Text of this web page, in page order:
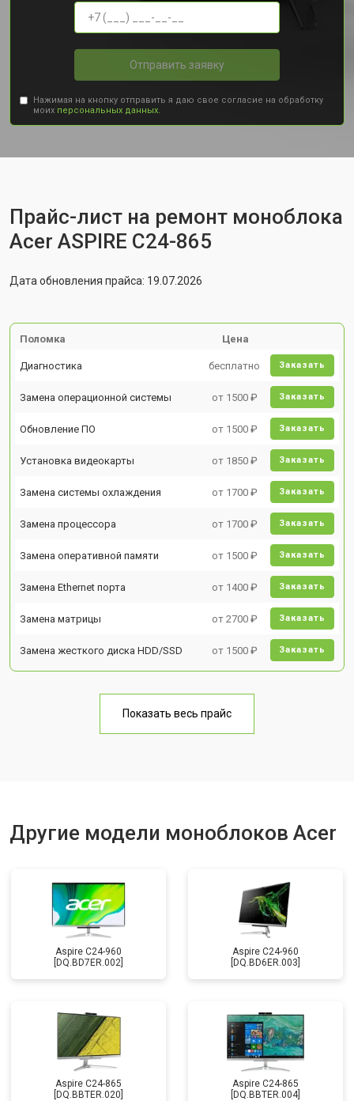
Отправить заявку
Нажимая на кнопку отправить я даю свое согласие на обработку
моих персональных данных.
Прайс-лист на ремонт моноблока
Acer ASPIRE C24-865
Дата обновления прайса: 19.07.2026
Поломка Цена
Диагностика бесплатно Заказать
Замена операционной системы от 1500 ₽ Заказать
Обновление ПО от 1500 ₽ Заказать
Установка видеокарты от 1850 ₽ Заказать
Замена системы охлаждения от 1700 ₽ Заказать
Замена процессора от 1700 ₽ Заказать
Замена оперативной памяти от 1500 ₽ Заказать
Замена Ethernet порта от 1400 ₽ Заказать
Замена матрицы от 2700 ₽ Заказать
Замена жесткого диска HDD/SSD от 1500 ₽ Заказать
Показать весь прайс
Другие модели моноблоков Acer
Aspire C24-960
[DQ.BD7ER.002]
Aspire C24-960
[DQ.BD6ER.003]
Aspire C24-865
[DQ.BBTER.020]
Aspire C24-865
[DQ.BBTER.004]